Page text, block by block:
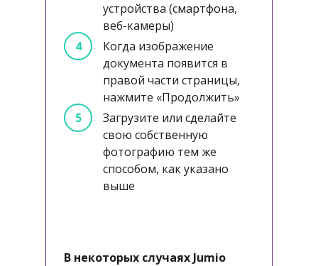
устройства (смартфона,
веб-камеры)
Когда изображение
документа появится в
правой части страницы,
нажмите «Продолжить»
Загрузите или сделайте
свою собственную
фотографию тем же
способом, как указано
выше
В некоторых случаях Jumio